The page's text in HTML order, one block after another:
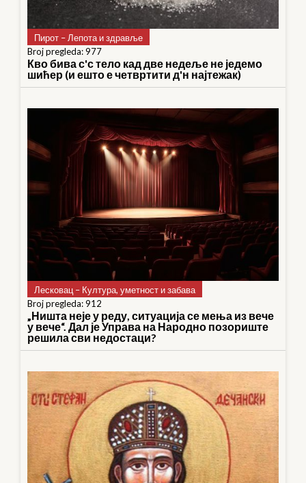
Пирот – Лепота и здравље
Broj pregleda: 977
Кво бива с'с тело кад две недеље не једемо
шићер (и ешто е четвртити д'н најтежак)
Лесковац – Култура, уметност и забава
Broj pregleda: 912
„Ништа неје у реду, ситуација се мења из вече
у вече“. Дал је Управа на Народно позориште
решила сви недостаци?